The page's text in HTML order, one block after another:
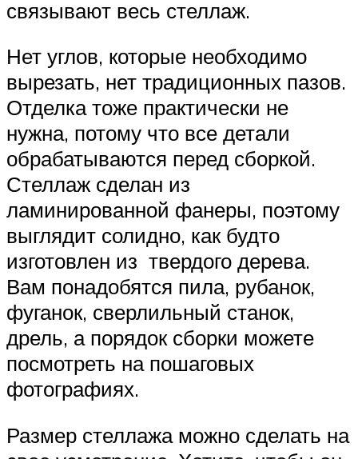
связывают весь стеллаж.
Нет углов, которые необходимо
вырезать, нет традиционных пазов.
Отделка тоже практически не
нужна, потому что все детали
обрабатываются перед сборкой.
Стеллаж сделан из
ламинированной фанеры, поэтому
выглядит солидно, как будто
изготовлен из твердого дерева.
Вам понадобятся пила, рубанок,
фуганок, сверлильный станок,
дрель, а порядок сборки можете
посмотреть на пошаговых
фотографиях.
Размер стеллажа можно сделать на